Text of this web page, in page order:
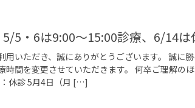
5・6は9:00〜15:00診療、6/14は
用いただき、誠にありがとうございます。 誠に
時間を変更させていただきます。 何卒ご理解の
休診 5月4日（月 […]